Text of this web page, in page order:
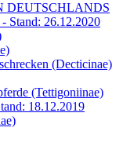
DEUTSCHLANDS
Stand: 26.12.2020
(Decticinae)
(Tettigoniinae)
18.12.2019